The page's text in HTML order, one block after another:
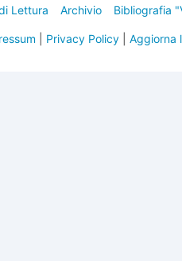
Lettura Archivio Bibliografia
Privacy Policy| Aggiorna